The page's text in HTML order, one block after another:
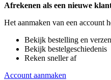
Afrekenen als een nieuwe
Het aanmaken van een account
Bekijk bestelling en
Bekijk bestelgeschiedenis
Reken sneller af
Account aanmaken